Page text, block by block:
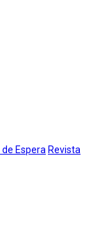
de Espera Revista